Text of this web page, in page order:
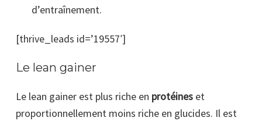
d’entraînement.
[thrive_leads id=’19557′]
Le lean gainer
Le lean gainer est plus riche en protéines et
proportionnellement moins riche en glucides. Il est